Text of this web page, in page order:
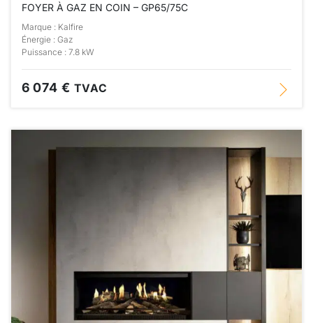
FOYER À GAZ EN COIN – GP65/75C
Marque : Kalfire
Énergie : Gaz
Puissance : 7.8 kW
6 074 € TVAC